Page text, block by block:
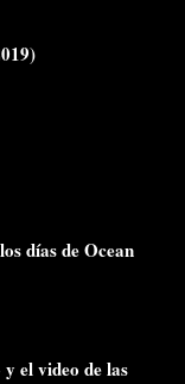
días de Ocean
el video de las